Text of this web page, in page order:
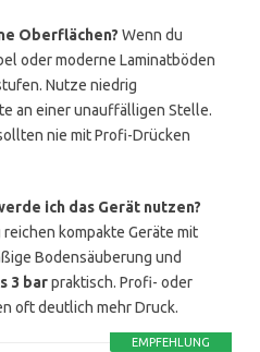
Oberflächen? Wenn du
oder moderne Laminatböden
Nutze niedrig
an einer unauffälligen Stelle.
nie mit Profi-Drücken
ich das Gerät nutzen?
kompakte Geräte mit
Bodensäuberung und
3 barpraktisch. Profi- oder
oft deutlich mehr Druck.
EMPFEHLUNG